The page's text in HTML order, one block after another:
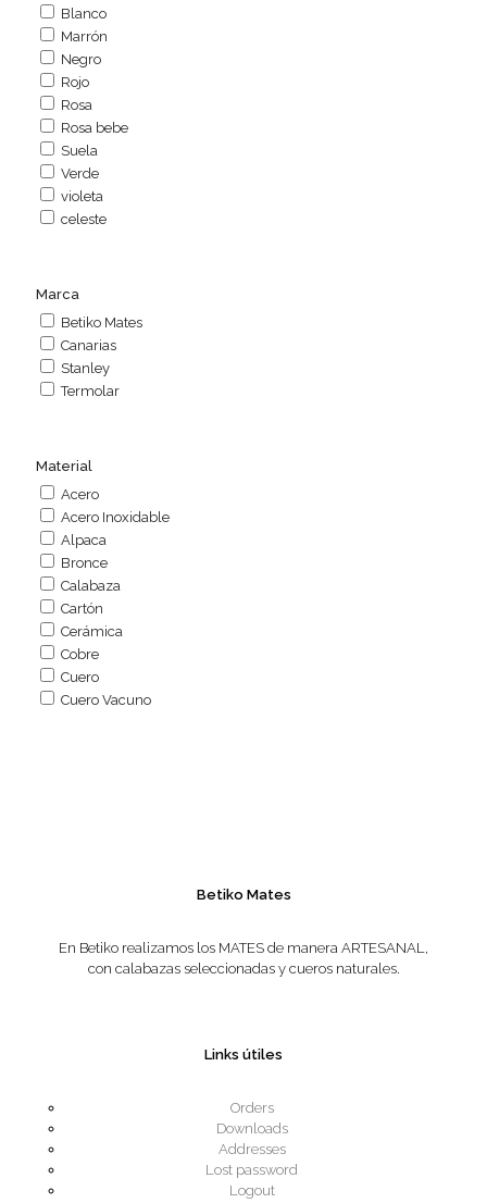
Blanco
Marrón
Negro
Rojo
Rosa
Rosa bebe
Suela
Verde
violeta
celeste
Marca
Betiko Mates
Canarias
Stanley
Termolar
Material
Acero
Acero Inoxidable
Alpaca
Bronce
Calabaza
Cartón
Cerámica
Cobre
Cuero
Cuero Vacuno
Betiko Mates
En Betiko realizamos los MATES de manera ARTESANAL,
con calabazas seleccionadas y cueros naturales.
Links útiles
Orders
Downloads
Addresses
Lost password
Logout